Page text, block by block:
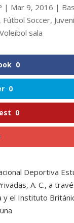
| Mar 9, 2016 |
, Fútbol Soccer,
Voleibol sala
0
0
0
Deportiva
A. C., a
y el Instituto